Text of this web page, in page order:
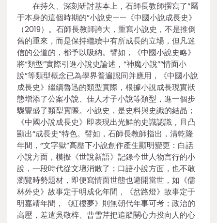
在持久、深刻研討基本上，石師長教師撰寫了“屬
于本身的這個時期的”小說史——《中國小說成長史》
（2019）。石師長教師誇大，重寫小說史，不是推倒
舊的重來，而是保持繼續中有所成長的立場，但凡迷
信的公道的，都予以吸納。譬如，《中國小說史略》
將“類型”實際引進小說史論述，“神魔小說”“情面小
說”等類型概念已為學界普遍認同并應用，《中國小說
成長史》繼續魯迅的類型實際，根據小說成長現實狀
態增添了公案小說、佳人才子小說等類型，進一個步
驟豐盛了類型實際。小說史，是史料與史識的結晶；
《中國小說成長史》即表現出光鮮的史識認識，且凸
顯出“成長史”特色。譬如，石師長教師指出，清乾隆
年間，“文字獄”高壓下小說創作產生顯明變更：白話
小說方面，模擬《世說新語》記錄今世人物言行的小
說，一段時代從文壇消散了；口語小說方面，也不敢
瀏覽時勢題材，即便寫情面世態也避開當世，如《儒
林外史》故事定于明成化年間，《岔路燈》故事定于
明嘉靖年間，《紅樓夢》則無朝代年事可考；政治的
高壓，差遣吳敬梓、曹雪芹把追蹤關心力投向人的心